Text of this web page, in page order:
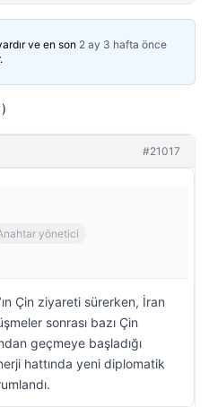
ve en son 2 ay 3 hafta önce
#21017
yönetici
Çin ziyareti sürerken, İran
sonrası bazı Çin
geçmeye başladığı
hattında yeni diplomatik